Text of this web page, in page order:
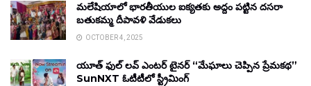
మలేషియాలో భారతీయుల ఐక్యతకు అద్దం పట్టిన దసరా
బతుకమ్మ దీపావళి వేడుకలు
OCTOBER 4, 2025
యూత్ ఫుల్ లవ్ ఎంటర్ టైనర్ “మేఘాలు చెప్పిన ప్రేమకథ”
SunNXT ఓటీటీలో స్ట్రీమింగ్